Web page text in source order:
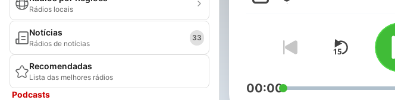
Rádios locais
Notícias
Rádios de notícias
33
Recomendadas
Lista das melhores rádios
Podcasts 00:00